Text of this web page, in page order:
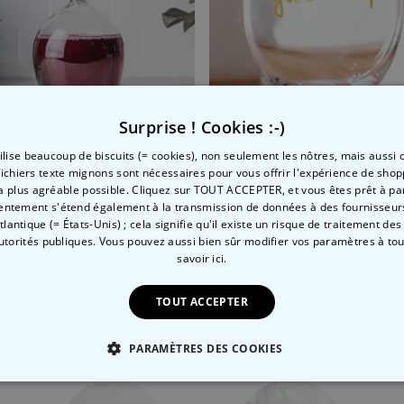
Vin inversé
29,99 CHF
Verre à vin géant I Don't
13,99 CHF 29,99 CHF
Catégorie concernée
Surprise ! Cookies :-)
beaucoup de biscuits (= cookies), non seulement les nôtres, mais aussi
texte mignons sont nécessaires pour vous offrir l'expérience de
plus agréable possible. Cliquez sur TOUT ACCEPTER, et vous êtes prêt à
s'étend également à la transmission de données à des
(= États-Unis) ; cela signifie qu'il existe un risque de traitement des
publiques. Vous pouvez aussi bien sûr modifier vos paramètres à
savoir ici.
TOUT ACCEPTER
PARAMÈTRES DES COOKIES
COMMERCIALISATION